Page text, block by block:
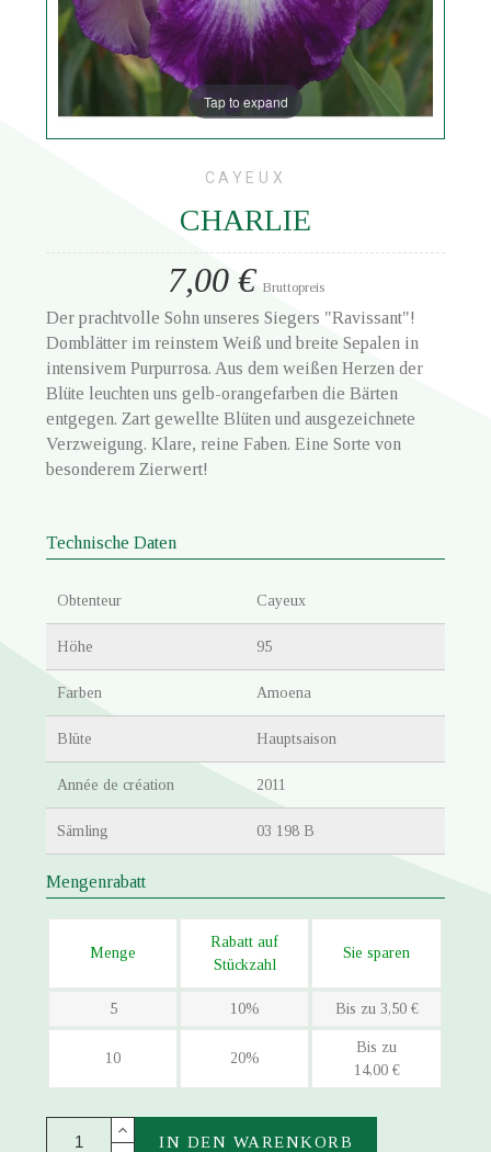
Tap to expand
CAYEUX
CHARLIE
7,00 € Bruttopreis
Der prachtvolle Sohn unseres Siegers "Ravissant"!
Domblätter im reinstem Weiß und breite Sepalen in
intensivem Purpurrosa. Aus dem weißen Herzen der
Blüte leuchten uns gelb-orangefarben die Bärten
entgegen. Zart gewellte Blüten und ausgezeichnete
Verzweigung. Klare, reine Faben. Eine Sorte von
besonderem Zierwert!
Technische Daten
Obtenteur Cayeux
Höhe 95
Farben Amoena
Blüte Hauptsaison
Année de création 2011
Sämling 03 198 B
Mengenrabatt
Menge
Rabatt auf
Stückzahl
Sie sparen
5 10% Bis zu 3,50 €
10 20%
Bis zu
14,00 €
IN DEN WARENKORB